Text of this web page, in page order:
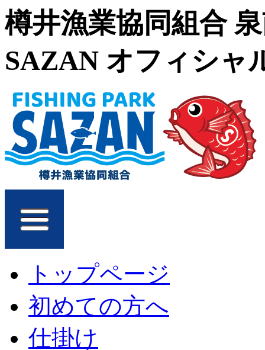
樽井漁業協同組合
SAZAN オフィシャ
トップページ
初めての方へ
仕掛け